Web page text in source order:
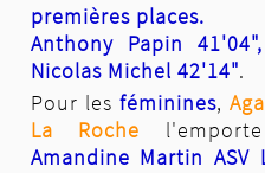
premières places.
Anthony Papin
Nicolas Michel 42'14".
Pour les féminines,
La Roche
Amandine Martin ASV